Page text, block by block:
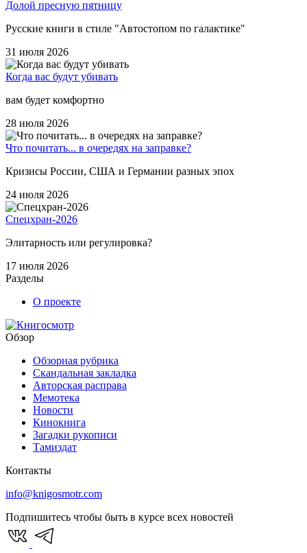
Долой пресную пятницу
Русские книги в стиле "Автостопом по галактике"
31 июля 2026
Когда вас будут убивать
вам будет комфортно
28 июля 2026
Что почитать... в очередях на заправке?
Кризисы России, США и Германии разных эпох
24 июля 2026
Спецхран-2026
Элитарность или регулировка?
17 июля 2026
Разделы
О проекте
Обзор
Обзорная рубрика
Скандальная закладка
Авторская расправа
Мемотека
Новости
Кинокнига
Загадки рукописи
Тамиздат
Контакты
info@knigosmotr.com
Подпишитесь чтобы быть в курсе всех новостей